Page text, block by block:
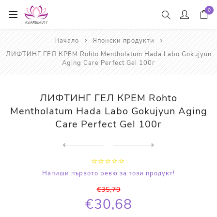
0
Начало
Японски продукти
ЛИФТИНГ ГЕЛ КРЕМ Rohto Mentholatum Hada Labo Gokujyun
Aging Care Perfect Gel 100г
ЛИФТИНГ ГЕЛ КРЕМ Rohto
Mentholatum Hada Labo Gokujyun Aging
Care Perfect Gel 100г
Напиши първото ревю за този продукт!
€35,79
€30,68